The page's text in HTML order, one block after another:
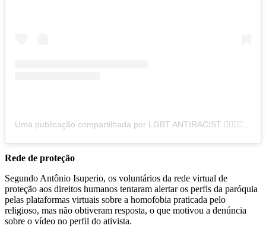
Rede de proteção
Segundo Antônio Isuperio, os voluntários da rede virtual de
proteção aos direitos humanos tentaram alertar os perfis da paróquia
pelas plataformas virtuais sobre a homofobia praticada pelo
religioso, mas não obtiveram resposta, o que motivou a denúncia
sobre o vídeo no perfil do ativista.